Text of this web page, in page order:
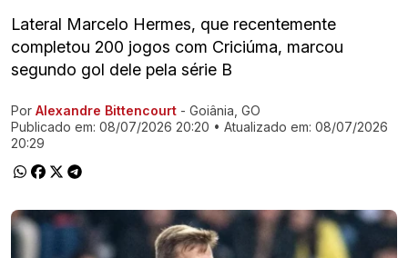
Lateral Marcelo Hermes, que recentemente
completou 200 jogos com Criciúma, marcou
segundo gol dele pela série B
Ir direto pra matéria
Por Alexandre Bittencourt - Goiânia, GO
Publicado em: 08/07/2026 20:20 • Atualizado em: 08/07/2026
20:29